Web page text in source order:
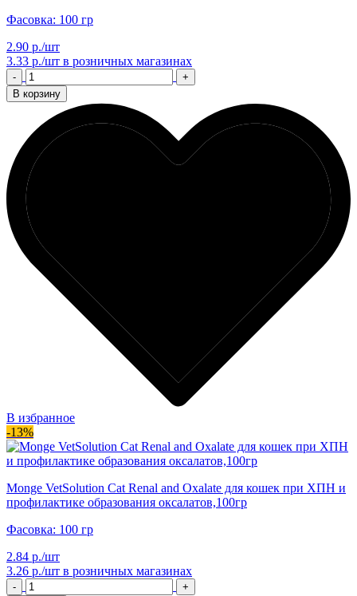
Фасовка: 100 гр
2.90 р./шт
3.33 р./шт в розничных магазинах
-
+
В корзину
В избранное
-13%
Monge VetSolution Cat Renal and Oxalate для кошек при ХПН и
профилактике образования оксалатов,100гр
Фасовка: 100 гр
2.84 р./шт
3.26 р./шт в розничных магазинах
-
+